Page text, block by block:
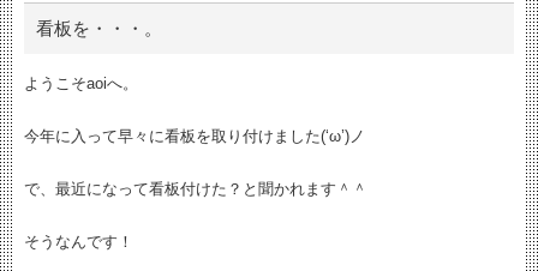
看板を・・・。
ようこそaoiへ。
今年に入って早々に看板を取り付けました(‘ω’)ノ
で、最近になって看板付けた？と聞かれます＾＾
そうなんです！